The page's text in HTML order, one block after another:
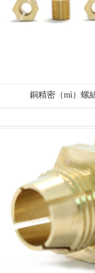
銷軸（zhóu）車
銅精密（mì）螺